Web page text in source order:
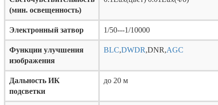
(мин. освещенность)
Электронный затвор 1/50---1/10000
Функции улучшения
изображения
BLC,DWDR,DNR,AGC
Дальность ИК
подсветки
до 20 м